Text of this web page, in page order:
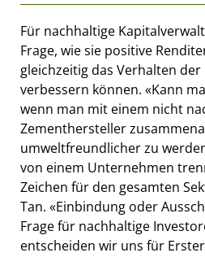
Für nachhaltige
Frage, wie sie positive
gleichzeitig das Verhalten
verbessern können. «Kann
wenn man mit einem nicht
Zementhersteller
umweltfreundlicher zu
von einem Unternehmen
Zeichen für den gesamten
Tan. «Einbindung oder
Frage für nachhaltige
entscheiden wir uns für